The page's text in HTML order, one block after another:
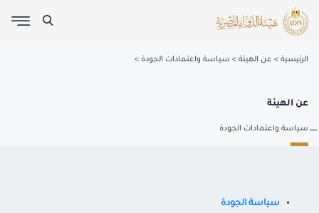
الرئيسية عن الهيئة سياسة واعتمادات الجودة
عن الهيئة
سياسة واعتمادات الجودة
سياسة الجودة